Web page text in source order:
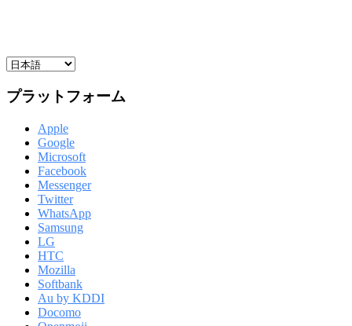
プラットフォーム
Apple
Google
Microsoft
Facebook
Messenger
Twitter
WhatsApp
Samsung
LG
HTC
Mozilla
Softbank
Au by KDDI
Docomo